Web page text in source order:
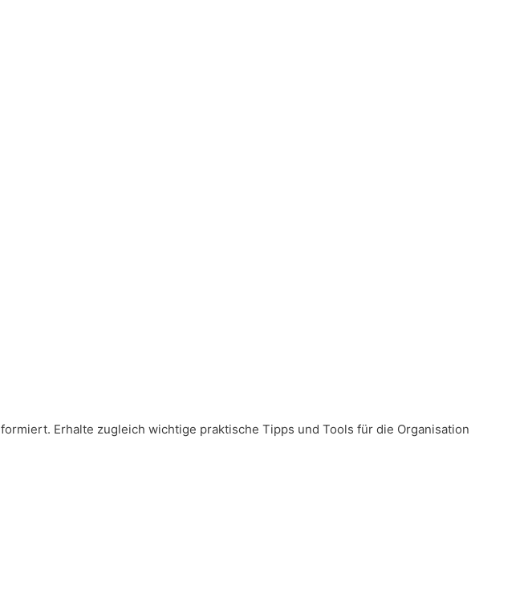
Erhalte zugleich wichtige praktische Tipps und Tools für die Organisation